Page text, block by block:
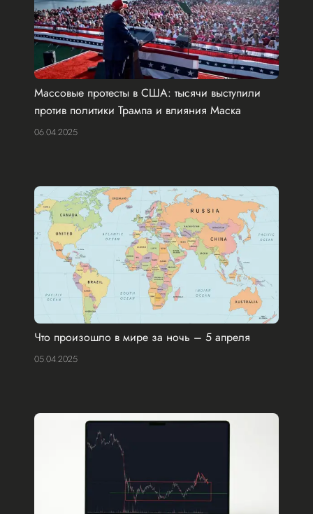
Массовые протесты в США: тысячи выступили
против политики Трампа и влияния Маска
06.04.2025
Что произошло в мире за ночь – 5 апреля
05.04.2025